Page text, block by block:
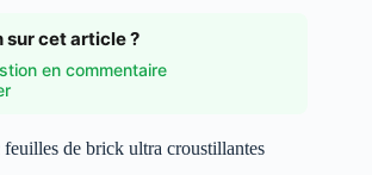
sur cet article ?
en commentaire
feuilles de brick ultra croustillantes